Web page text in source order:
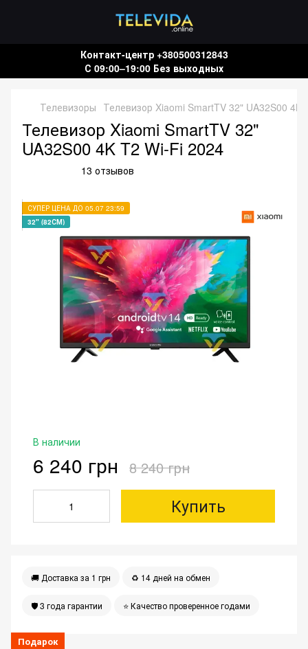
Контакт-центр +380500312843
С 09:00–19:00 Без выходных
Телевизоры Телевизор Xiaomi SmartTV 32" UA32S00 4K
Телевизор Xiaomi SmartTV 32"
UA32S00 4K T2 Wi-Fi 2024
13 отзывов
СУПЕР ЦЕНА ДО 05.07 23:59
32" (82СМ)
В наличии
6 240 грн 8 240 грн
Купить
🚚 Доставка за 1 грн ♻️ 14 дней на обмен
🛡 3 года гарантии ⭐️ Качество проверенное годами
Подарок